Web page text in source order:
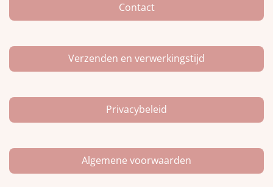
m
Contact
Verzenden en verwerkingstijd
Privacybeleid
Algemene voorwaarden